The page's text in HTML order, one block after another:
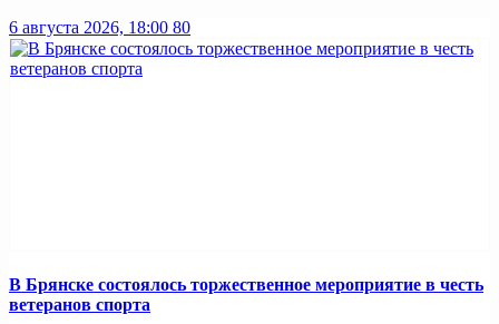
6 августа 2026, 18:00 80
В Брянске состоялось торжественное мероприятие в честь
ветеранов спорта